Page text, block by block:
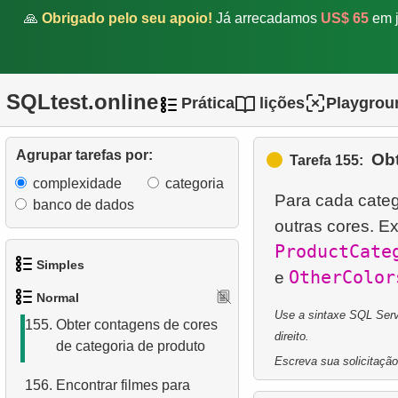
🙏 Obrigado pelo seu apoio! Já arrecadamos US$ 65 em
SQLtest.online Prática lições
Agrupar tarefas por:
complexidade
categoria
banco de dados
Simples
Lista de idiomas
3. Obtenha a lista de nomes
Normal
150.Encontrar números de
cobertura?
SQL?
153.Mover filme entre
categorias
154.Encontre um sucesso de
155. Obter contagens de cores
de categoria de produto
156. Encontrar filmes para
Tarefa 155:
Para cada
outras cores.
e
Use a sintaxe SQL
direito.
Escreva sua